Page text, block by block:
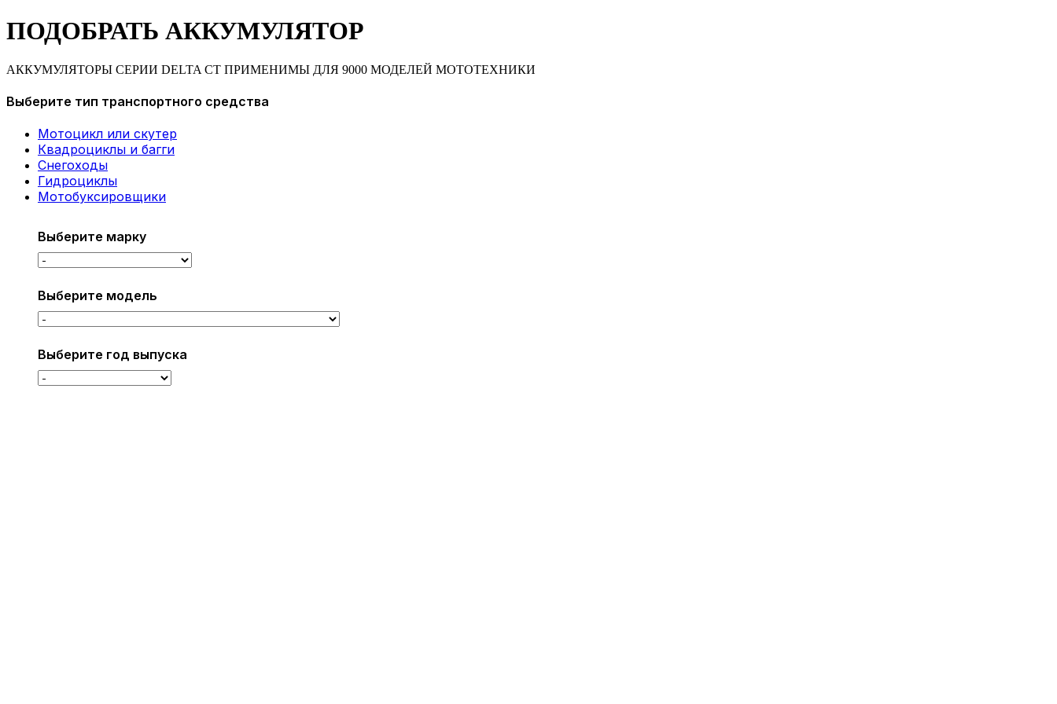
ПОДОБРАТЬ АККУМУЛЯТОР
АККУМУЛЯТОРЫ СЕРИИ DELTA CT ПРИМЕНИМЫ ДЛЯ 9000 МОДЕЛЕЙ МОТОТЕХНИКИ
Выберите тип транспортного средства
Мотоцикл или скутер
Квадроциклы и багги
Снегоходы
Гидроциклы
Мотобуксировщики
Выберите марку
Выберите модель
Выберите год выпуска